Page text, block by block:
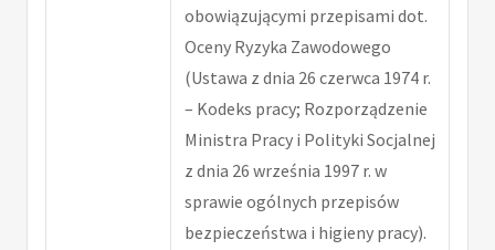
obowiązującymi przepisami dot.
Oceny Ryzyka Zawodowego
(Ustawa z dnia 26 czerwca 1974 r.
– Kodeks pracy; Rozporządzenie
Ministra Pracy i Polityki Socjalnej
z dnia 26 września 1997 r. w
sprawie ogólnych przepisów
bezpieczeństwa i higieny pracy).